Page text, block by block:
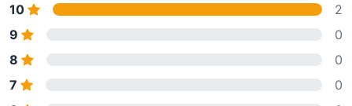
10
2
9
0
8
0
7
0